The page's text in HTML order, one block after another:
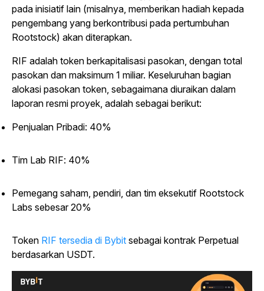
pada inisiatif lain (misalnya, memberikan hadiah kepada
pengembang yang berkontribusi pada pertumbuhan
Rootstock) akan diterapkan.
RIF adalah token berkapitalisasi pasokan, dengan total
pasokan dan maksimum 1 miliar. Keseluruhan bagian
alokasi pasokan token, sebagaimana diuraikan dalam
laporan resmi proyek, adalah sebagai berikut:
Penjualan Pribadi: 40%
Tim Lab RIF: 40%
Pemegang saham, pendiri, dan tim eksekutif Rootstock
Labs sebesar 20%
Token RIF tersedia di Bybit sebagai kontrak Perpetual
berdasarkan USDT.